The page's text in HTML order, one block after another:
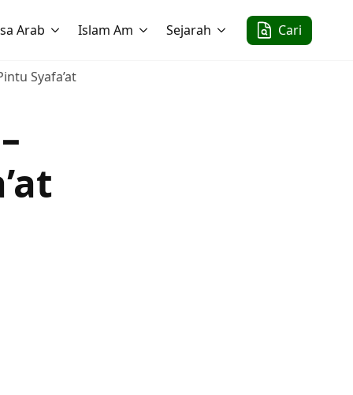
Arab Islam Am Sejarah Cari
Syafa’at